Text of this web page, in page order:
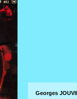
Georges